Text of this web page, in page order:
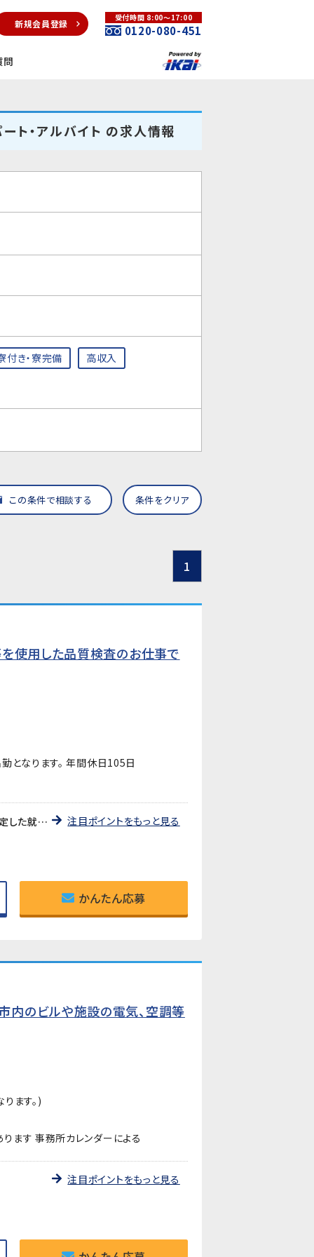
新規会員登録
受付時間 8:00～17:00
0120-080-451
問
ート・アルバイト の求人情報
付き・寮完備 高収入
この条件で相談する 条件をクリア
1
使用した品質検査のお仕事で
となります。 年間休日105日
《職業紹介》就業先は、自動車用ライトの部品やプリント基板用端子などを製造している企業です。長期的に安定した就業が見込めます! 注目ポイントをもっと見る
かんたん応募
のビルや施設の電気、空調等
ます。)
ます 事務所カレンダーによる
注目ポイントをもっと見る